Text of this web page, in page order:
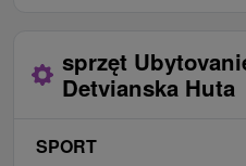
sprzęt
Detvianska Huta
SPORT